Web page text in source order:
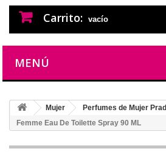
Carrito: vacío
MENÚ
Mujer Perfumes de Mujer
Femme Eau De Toilette Spray 90 ML